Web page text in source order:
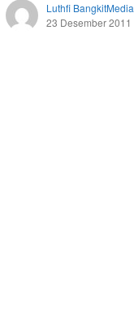
Luthfi BangkitMedia
23 Desember 2011